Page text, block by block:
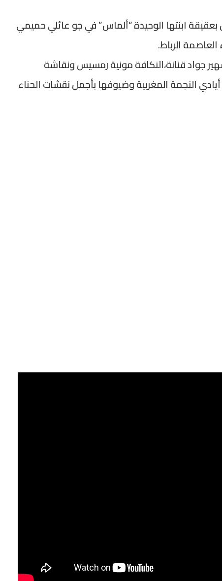
ابنتها الوحيدة “ألماس” في جو عائلي حميمي
الرباط.
جواد قنانة،النكافة مونية رمسيس ونقاشة
النجمة المغربية وضيوفها بأجمل نقشات الحناء